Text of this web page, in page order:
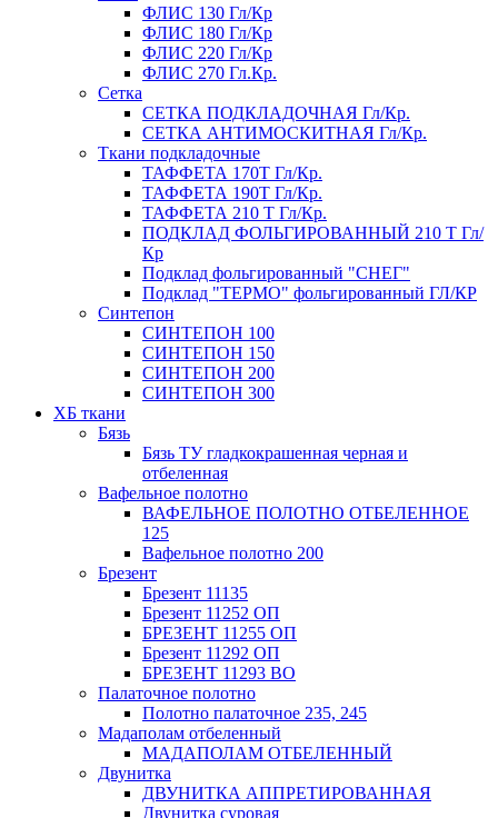
ФЛИС 130 Гл/Кр
ФЛИС 180 Гл/Кр
ФЛИС 220 Гл/Кр
ФЛИС 270 Гл.Кр.
Сетка
СЕТКА ПОДКЛАДОЧНАЯ Гл/Кр.
СЕТКА АНТИМОСКИТНАЯ Гл/Кр.
Ткани подкладочные
ТАФФЕТА 170Т Гл/Кр.
ТАФФЕТА 190Т Гл/Кр.
ТАФФЕТА 210 Т Гл/Кр.
ПОДКЛАД ФОЛЬГИРОВАННЫЙ 210 Т Гл/
Кр
Подклад фольгированный "СНЕГ"
Подклад "ТЕРМО" фольгированный ГЛ/КР
Синтепон
СИНТЕПОН 100
СИНТЕПОН 150
СИНТЕПОН 200
СИНТЕПОН 300
ХБ ткани
Бязь
Бязь ТУ гладкокрашенная черная и
отбеленная
Вафельное полотно
ВАФЕЛЬНОЕ ПОЛОТНО ОТБЕЛЕННОЕ
125
Вафельное полотно 200
Брезент
Брезент 11135
Брезент 11252 ОП
БРЕЗЕНТ 11255 ОП
Брезент 11292 ОП
БРЕЗЕНТ 11293 ВО
Палаточное полотно
Полотно палаточное 235, 245
Мадаполам отбеленный
МАДАПОЛАМ ОТБЕЛЕННЫЙ
Двунитка
ДВУНИТКА АППРЕТИРОВАННАЯ
Двунитка суровая